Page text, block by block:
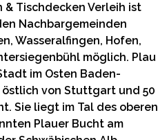
& Tischdecken Verleih ist
Nachbargemeinden
Wasseralfingen, Hofen,
möglich. Plau
im Osten Baden-
von Stuttgart und 50
Sie liegt im Tal des oberen
Plauer Bucht am